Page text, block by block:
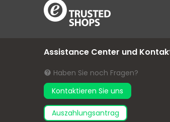
Assistance Center und
Haben Sie noch Fragen?
Kontaktieren Sie uns
Auszahlungsantrag